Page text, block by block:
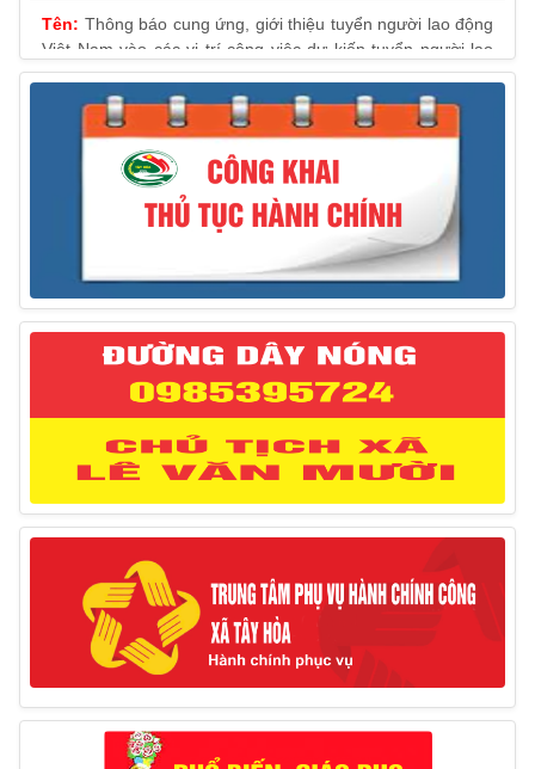
Thông báo cung ứng, giới thiệu tuyển người lao động
Việt Nam vào các vị trí công việc dự kiến tuyển người lao
động nước ngoài
31/03/2025
Thông báo treo cờ Tổ quốc nhân kỷ niệm 50 năm
Ngày giải phóng tỉnh Phú Yên (01/4/1975 – 01/4/2025)
28/03/2025
Thông báo giới thiệu, cung ứng lao động Việt Nam
cho Liên danh Hengtong International Engineering Co.,Ltd
27/03/2025
Thông báo đăng ký tiếp công dân định kỳ đợt 02
tháng 3/2025 của Chủ tịch UBND huyện
Thông báo lịch công tác của Chủ tịch, các Phó Chủ
tịch UBND huyện và Phó Chủ tịch Hội đồng nhân dân
huyện (Từ ngày 10/3/2025 – 14/3/2025)
10/03/2025
Thông báo tổ chức thực hiện Cưỡng chế buộc thực
hiện biện pháp khắc phục hậu quả trong lĩnh vực đất đai
17/06/2025
Thông báo đăng ký tiếp công dân định kỳ đợt 01
tháng 6/2025 của Chủ tịch UBND huyện
26/05/2025